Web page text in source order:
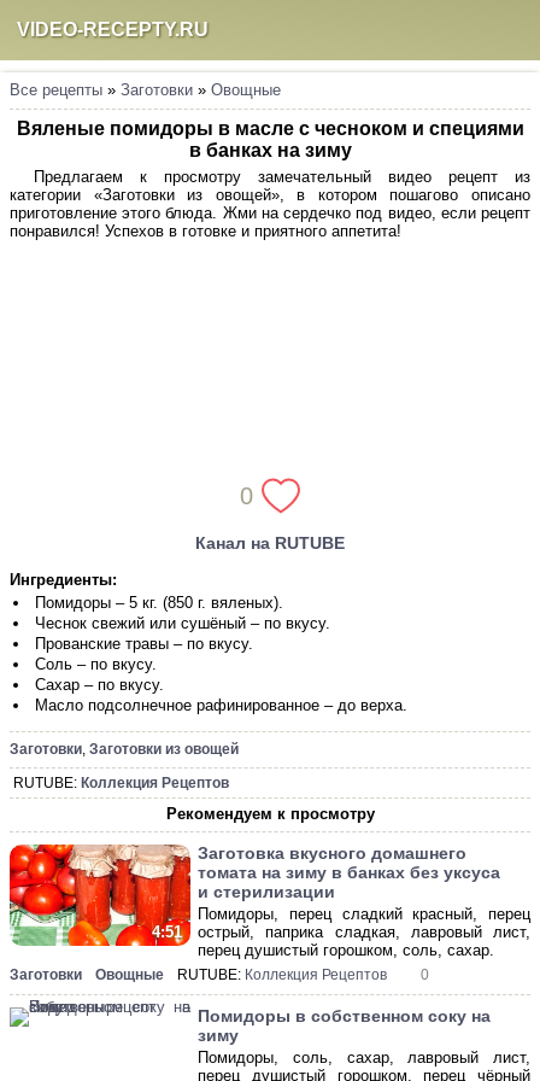
VIDEO-RECEPTY.RU
Все рецепты » Заготовки » Овощные
Вяленые помидоры в масле с чесноком и специями
в банках на зиму
Предлагаем к просмотру замечательный видео рецепт из
категории «Заготовки из овощей», в котором пошагово описано
приготовление этого блюда. Жми на сердечко под видео, если рецепт
понравился! Успехов в готовке и приятного аппетита!
0
Канал на RUTUBE
Ингредиенты:
Помидоры – 5 кг. (850 г. вяленых).
Чеснок свежий или сушёный – по вкусу.
Прованские травы – по вкусу.
Соль – по вкусу.
Сахар – по вкусу.
Масло подсолнечное рафинированное – до верха.
Заготовки, Заготовки из овощей
RUTUBE: Коллекция Рецептов
Рекомендуем к просмотру
4:51
Заготовка вкусного домашнего
томата на зиму в банках без уксуса
и стерилизации
Помидоры, перец сладкий красный, перец
острый, паприка сладкая, лавровый лист,
перец душистый горошком, соль, сахар.
Заготовки Овощные RUTUBE: Коллекция Рецептов 0
Помидоры в собственном соку на
зиму
Помидоры, соль, сахар, лавровый лист,
перец душистый горошком, перец чёрный